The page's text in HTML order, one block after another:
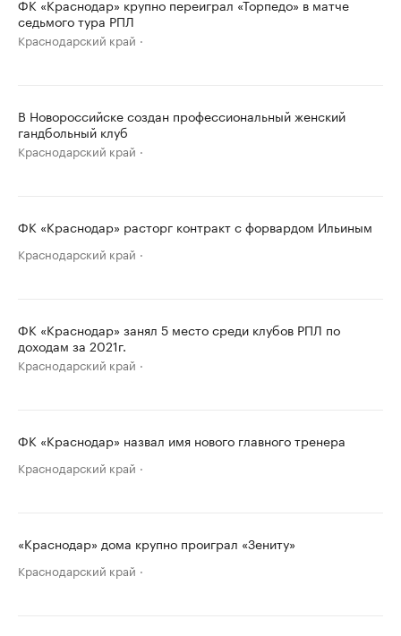
ФК «Краснодар» крупно переиграл «Торпедо» в матче
седьмого тура РПЛ
Краснодарский край
В Новороссийске создан профессиональный женский
гандбольный клуб
Краснодарский край
ФК «Краснодар» расторг контракт с форвардом Ильиным
Краснодарский край
ФК «Краснодар» занял 5 место среди клубов РПЛ по
доходам за 2021г.
Краснодарский край
ФК «Краснодар» назвал имя нового главного тренера
Краснодарский край
«Краснодар» дома крупно проиграл «Зениту»
Краснодарский край